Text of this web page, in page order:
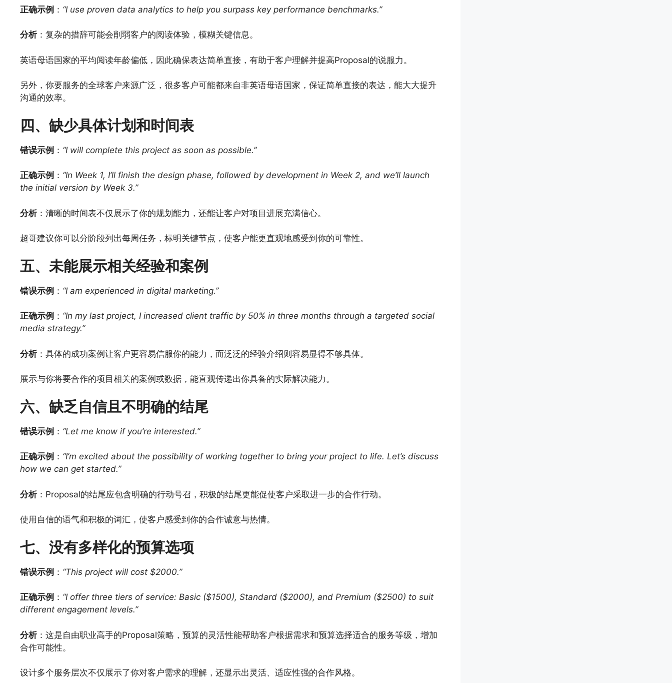
正确示例 ： “I use proven data analytics to help you surpass key performance benchmarks.”
分析：复杂的措辞可能会削弱客户的阅读体验，模糊关键信息。
英语母语国家的平均阅读年龄偏低，因此确保表达简单直接，有助于客户理解并提高Proposal的说服力。
另外，你要服务的全球客户来源广泛，很多客户可能都来自非英语母语国家，保证简单直接的表达，能大大提升
沟通的效率。
四、缺少具体计划和时间表
错误示例 ： “I will complete this project as soon as possible.”
正确示例 ： “In Week 1, I’ll finish the design phase, followed by development in Week 2, and we’ll launch
the initial version by Week 3.”
分析：清晰的时间表不仅展示了你的规划能力，还能让客户对项目进展充满信心。
超哥建议你可以分阶段列出每周任务，标明关键节点，使客户能更直观地感受到你的可靠性。
五、未能展示相关经验和案例
错误示例 ： “I am experienced in digital marketing.”
正确示例 ： “In my last project, I increased client traffic by 50% in three months through a targeted social
media strategy.”
分析：具体的成功案例让客户更容易信服你的能力，而泛泛的经验介绍则容易显得不够具体。
展示与你将要合作的项目相关的案例或数据，能直观传递出你具备的实际解决能力。
六、缺乏自信且不明确的结尾
错误示例 ： “Let me know if you’re interested.”
正确示例 ： “I’m excited about the possibility of working together to bring your project to life. Let’s discuss
how we can get started.”
分析：Proposal的结尾应包含明确的行动号召，积极的结尾更能促使客户采取进一步的合作行动。
使用自信的语气和积极的词汇，使客户感受到你的合作诚意与热情。
七、没有多样化的预算选项
错误示例 ： “This project will cost $2000.”
正确示例 ： “I offer three tiers of service: Basic ($1500), Standard ($2000), and Premium ($2500) to suit
different engagement levels.”
分析：这是自由职业高手的Proposal策略，预算的灵活性能帮助客户根据需求和预算选择适合的服务等级，增加
合作可能性。
设计多个服务层次不仅展示了你对客户需求的理解，还显示出灵活、适应性强的合作风格。